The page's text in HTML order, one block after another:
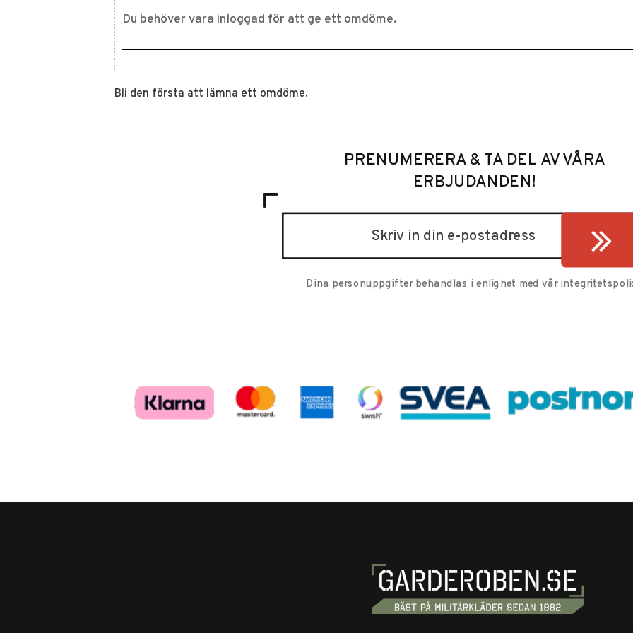
Bli den första att lämna ett omdöme.
PRENUMERERA & TA DEL AV VÅRA
ERBJUDANDEN!
Dina personuppgifter behandlas i enlighet med vår